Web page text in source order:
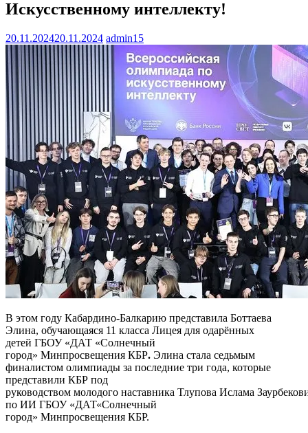
Искусственному интеллекту!
20.11.202420.11.2024 admin15
В этом году Кабардино-Балкарию представила Боттаева
Элина, обучающаяся 11 класса Лицея для одарённых
детей ГБОУ «ДАТ «Солнечный
город» Минпросвещения КБР. Элина стала седьмым
финалистом олимпиады за последние три года, которые
представили КБР под
руководством молодого наставника Тлупова Ислама
по ИИ ГБОУ «ДАТ«Солнечный
город» Минпросвещения КБР.